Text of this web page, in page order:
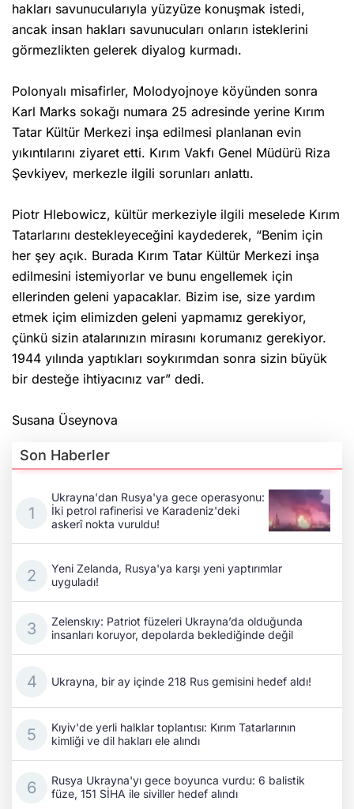
hakları savunucularıyla yüzyüze konuşmak istedi,
ancak insan hakları savunucuları onların isteklerini
görmezlikten gelerek diyalog kurmadı.
Polonyalı misafirler, Molodyojnoye köyünden sonra
Karl Marks sokağı numara 25 adresinde yerine Kırım
Tatar Kültür Merkezi inşa edilmesi planlanan evin
yıkıntılarını ziyaret etti. Kırım Vakfı Genel Müdürü Riza
Şevkiyev, merkezle ilgili sorunları anlattı.
Piotr Hlebowicz, kültür merkeziyle ilgili meselede Kırım
Tatarlarını destekleyeceğini kaydederek, “Benim için
her şey açık. Burada Kırım Tatar Kültür Merkezi inşa
edilmesini istemiyorlar ve bunu engellemek için
ellerinden geleni yapacaklar. Bizim ise, size yardım
etmek içim elimizden geleni yapmamız gerekiyor,
çünkü sizin atalarınızın mirasını korumanız gerekiyor.
1944 yılında yaptıkları soykırımdan sonra sizin büyük
bir desteğe ihtiyacınız var” dedi.
Susana Üseynova
Son Haberler
Ukrayna'dan Rusya'ya gece operasyonu:
İki petrol rafinerisi ve Karadeniz'deki
askerî nokta vuruldu!
Yeni Zelanda, Rusya'ya karşı yeni yaptırımlar
uyguladı!
Zelenskıy: Patriot füzeleri Ukrayna’da olduğunda
insanları koruyor, depolarda beklediğinde değil
Ukrayna, bir ay içinde 218 Rus gemisini hedef aldı!
Kıyiv'de yerli halklar toplantısı: Kırım Tatarlarının
kimliği ve dil hakları ele alındı
Rusya Ukrayna'yı gece boyunca vurdu: 6 balistik
füze, 151 SİHA ile siviller hedef alındı